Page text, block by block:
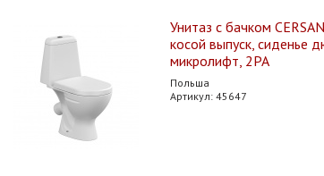
Унитаз с бачком
косой выпуск, сиденье
микролифт, 2РА
Польша
Артикул: 45647